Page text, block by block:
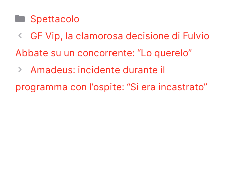
Categorie
Spettacolo
GF Vip, la clamorosa decisione di Fulvio
Abbate su un concorrente: “Lo querelo”
Amadeus: incidente durante il
programma con l’ospite: “Si era incastrato”